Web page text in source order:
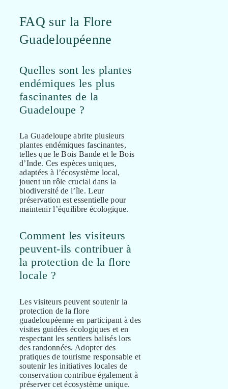
FAQ sur la Flore
Guadeloupéenne
Quelles sont les plantes
endémiques les plus
fascinantes de la
Guadeloupe ?
La Guadeloupe abrite plusieurs
plantes endémiques fascinantes,
telles que le Bois Bande et le Bois
d’Inde. Ces espèces uniques,
adaptées à l’écosystème local,
jouent un rôle crucial dans la
biodiversité de l’île. Leur
préservation est essentielle pour
maintenir l’équilibre écologique.
Comment les visiteurs
peuvent-ils contribuer à
la protection de la flore
locale ?
Les visiteurs peuvent soutenir la
protection de la flore
guadeloupéenne en participant à des
visites guidées écologiques et en
respectant les sentiers balisés lors
des randonnées. Adopter des
pratiques de tourisme responsable et
soutenir les initiatives locales de
conservation contribue également à
préserver cet écosystème unique.